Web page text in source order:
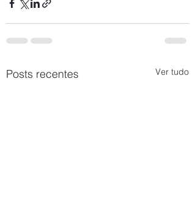
Posts recentes Ver tudo